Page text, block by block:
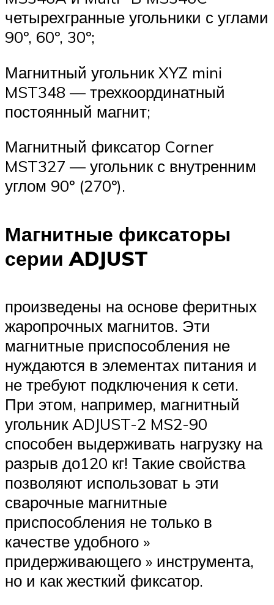
четырехгранные угольники с углами
90º, 60º, 30º;
Магнитный угольник XYZ mini
MST348 — трехкоординатный
постоянный магнит;
Магнитный фиксатор Corner
MST327 — угольник с внутренним
углом 90º (270º).
Магнитные фиксаторы
серии ADJUST
произведены на основе феритных
жаропрочных магнитов. Эти
магнитные приспособления не
нуждаются в элементах питания и
не требуют подключения к сети.
При этом, например, магнитный
угольник ADJUST-2 MS2-90
способен выдерживать нагрузку на
разрыв до120 кг! Такие свойства
позволяют использоват ь эти
сварочные магнитные
приспособления не только в
качестве удобного »
придерживающего » инструмента,
но и как жесткий фиксатор.